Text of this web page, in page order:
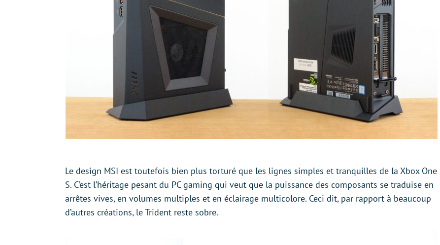
Le design MSI est toutefois bien plus torturé que les lignes simples et tranquilles de la Xbox One
S. C’est l’héritage pesant du PC gaming qui veut que la puissance des composants se traduise en
arrêtes vives, en volumes multiples et en éclairage multicolore. Ceci dit, par rapport à beaucoup
d’autres créations, le Trident reste sobre.